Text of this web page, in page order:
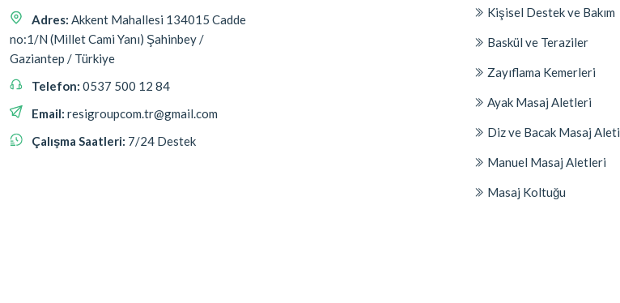
Adres: Akkent Mahallesi 134015 Cadde
no:1/N (Millet Cami Yanı) Şahinbey /
Gaziantep / Türkiye
Telefon: 0537 500 12 84
Email: resigroupcom.tr@gmail.com
Çalışma Saatleri: 7/24 Destek
Kişisel Destek ve Bakım
Baskül ve Teraziler
Zayıflama Kemerleri
Ayak Masaj Aletleri
Diz ve Bacak Masaj Aleti
Manuel Masaj Aletleri
Masaj Koltuğu